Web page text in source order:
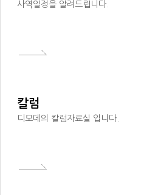
사역일정을 알려드립니다.
칼럼
디모데의 칼럼자료실 입니다.